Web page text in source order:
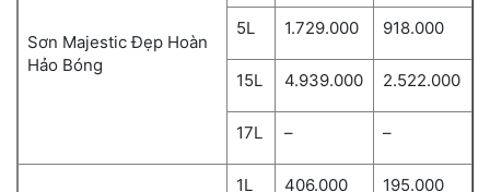
Sơn Majestic Đẹp Hoàn
Hảo Bóng
5L 1.729.000 918.000
15L 4.939.000 2.522.000
17L – –
1L 406.000 195.000